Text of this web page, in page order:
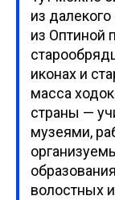
из далекого
из Оптиной
иконах и
масса
страны —
музеями,
волостных